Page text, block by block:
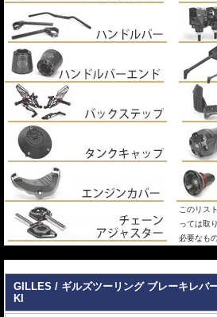
このリス
っては取
必要なも
GILLES / ギルズツーリング ブレーキレバ
KI